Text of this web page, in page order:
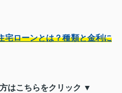
宅ローンとは？種類と金利に
はこちらをクリック ▼